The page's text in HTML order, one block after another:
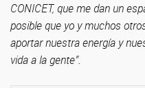
CONICET, que me dan un
posible que yo y muchos
aportar nuestra energía y
vida a la gente”.